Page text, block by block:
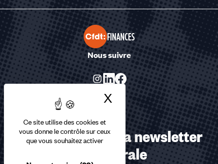
Ce site utilise des cookies et
vous donne le contrôle sur ceux
que vous souhaitez activer
X Masquer le
FINANCES
Nous suivre
Abonnez-vous à la newsletter
confédérale